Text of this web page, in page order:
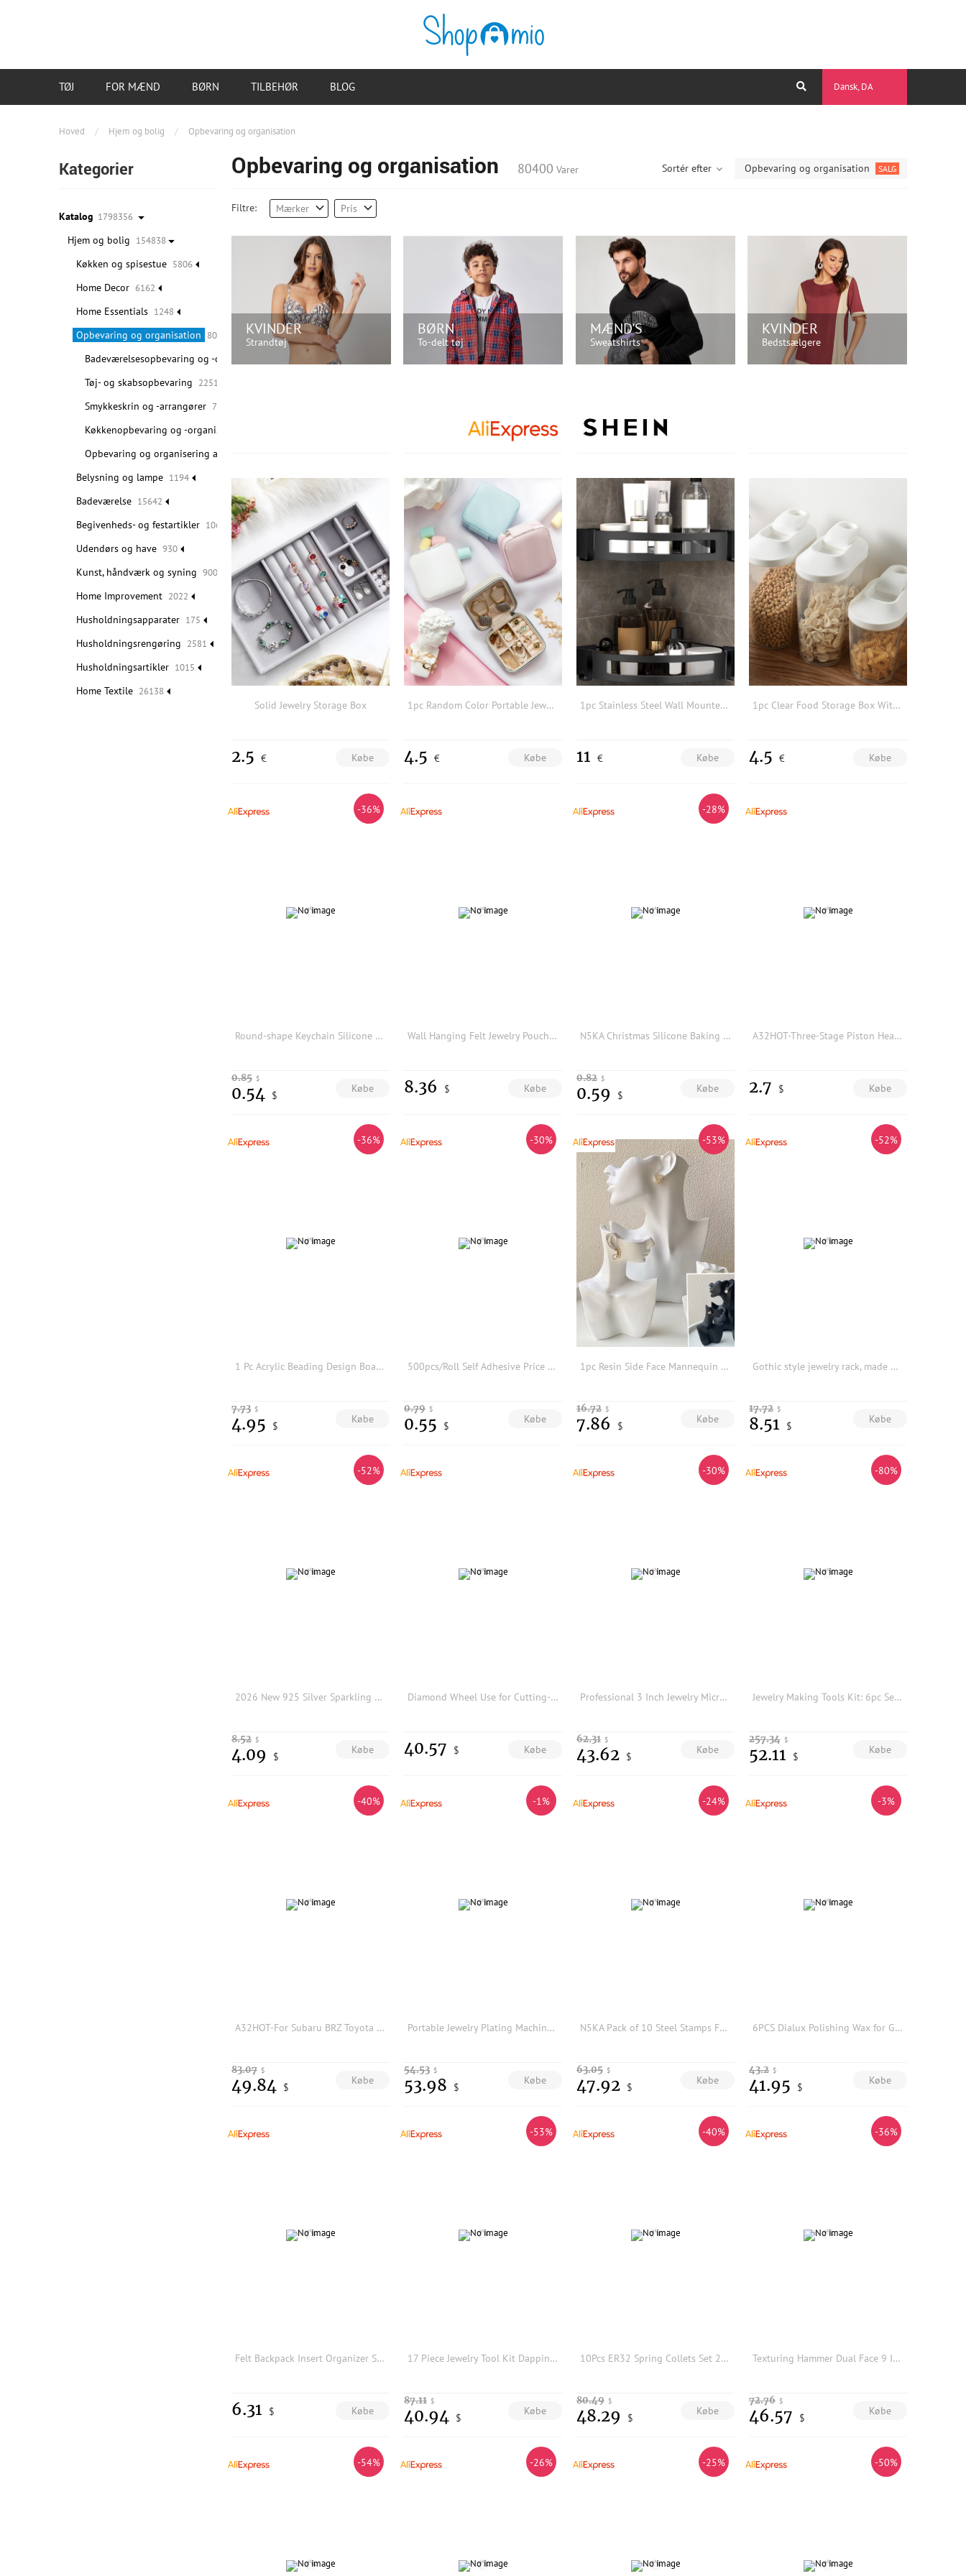
Hoved / Hjem og bolig / Opbevaring og organisation
Kategorier
Katalog 1798356
Hjem og bolig 154838
Køkken og spisestue 5806
Home Decor 6162
Home Essentials 1248
Opbevaring og organisation 80400
Badeværelsesopbevaring og -organisation 539
Tøj- og skabsopbevaring 2251
Smykkeskrin og -arrangører 75173
Køkkenopbevaring og -organisation
Opbevaring og organisering af vasketøj
Belysning og lampe 1194
Badeværelse 15642
Begivenheds- og festartikler 10625
Udendørs og have 930
Kunst, håndværk og syning 900
Home Improvement 2022
Husholdningsapparater 175
Husholdningsrengøring 2581
Husholdningsartikler 1015
Home Textile 26138
Opbevaring og organisation 80400 Varer Opbevaring og organisation SALG
Sortér efter
Filtre: Mærker Pris
KVINDER
Strandtøj
BØRN
To-delt tøj
MÆND'S
Sweatshirts
KVINDER
Bedstsælgere
Solid Jewelry Storage Box
Købe
2.5 €
1pc Random Color Portable Jewelry Storage Box,Exquisite Solid Square Shaped Colorful Travel Earrings,Ring Storage Box,All Reason
Købe
4.5 €
1pc Stainless Steel Wall Mounted Triangle Storage Rack
Købe
11 €
1pc Clear Food Storage Box With Pour Lid
Købe
4.5 €
-36%
Round-shape Keychain Silicone Mold with Hole Keyring Pendant Handmade Mold
Købe
0.85 $
0.54 $
Wall Hanging Felt Jewelry Pouch for Pins Brooches Badges Medals Organizer Display Storage Bag Travel Home Office Elegant Compact
Købe
8.36 $
-28%
N5KA Christmas Silicone Baking Mold Heat Resistant Material Santa Design DIY Crafts
Købe
0.82 $
0.59 $
A32HOT-Three-Stage Piston Head High-Pressure Copper Head For 6Mm 30Mpa High-Pressure Pump Piston Parts
Købe
2.7 $
-36%
1 Pc Acrylic Beading Design Board Suitable Bracelet Display Stand For Jewelry Making Necklaces Crafts Tray Practical Display
Købe
7.73 $
4.95 $
-30%
500pcs/Roll Self Adhesive Price Dumbell Tags Necklace Ring Labels Paper Jewelry Labels DIY Display Tool Jewelry Accessories
Købe
0.79 $
0.55 $
-53%
1pc Resin Side Face Mannequin Jewelry Display Stand Head Bust Portrait Necklace BraceletS Earrings Jewellery Storage Rack Holder
Købe
16.72 $
7.86 $
-52%
Gothic style jewelry rack, made of plastic material, suitable for storing necklaces, earrings, rings, and home decor items
Købe
17.72 $
8.51 $
-52%
2026 New 925 Silver Sparkling Lucky Cocktail Flower Festival Gift Ring Display Tool Exquisite DIY Charm Jewelry
Købe
8.52 $
4.09 $
Diamond Wheel Use for Cutting-Edge Grinding Machine Pneumatic Engraving Carving Knife Dual Angle Jewelry Making Tools LK-GM01P
Købe
40.57 $
-30%
Professional 3 Inch Jewelry Micro Block Engraving Vise Ball 360 Degree Rotating Stone Setting Tool Steel Goldsmith Clamp
Købe
62.31 $
43.62 $
-80%
Jewelry Making Tools Kit: 6pc Set, Including Needle Round Nose, Wire Cutters, Crimper and End Nippers for Beading and Craft
Købe
257.34 $
52.11 $
-40%
A32HOT-For Subaru BRZ Toyota GR86 2021-2024 Automatic Window-Lifting Closer Rearview Mirror Deploy Folds Controller
Købe
83.07 $
49.84 $
-1%
Portable Jewelry Plating Machine Kit | Gold Silver Rhodium Electroplating Equipment for Jewelry Making & Repair
Købe
54.53 $
53.98 $
-24%
N5KA Pack of 10 Steel Stamps Featuring Unique Heart Pattern for Jewelry Statement
Købe
63.05 $
47.92 $
-3%
6PCS Dialux Polishing Wax for Gold Silver Engraving Jewelry Polishing Compound
Købe
43.2 $
41.95 $
Felt Backpack Insert Organizer Storage Bag Universal Bag In Bag Men Women Shoulder Tote Bags Handbag Organizers(Dark Khaki)
Købe
6.31 $
-53%
17 Piece Jewelry Tool Kit Dapping Block Punches Swage Set Hole Punch and Storage for Ring Earring Metal Craft DIY Tools
Købe
87.11 $
40.94 $
-40%
10Pcs ER32 Spring Collets Set 2/4/6/8/10/12/16/18/20mm + MT3 M12 ER32 Collet Chuck Morse Taper Holder
Købe
80.49 $
48.29 $
-36%
Texturing Hammer Dual Face 9 Interchangeable Heads Design Texture Metal Work Jewelry DIY Tools
Købe
72.76 $
46.57 $
-54% -26% -25% -50%
Dansk, DA
TØJ FOR MÆND BØRN TILBEHØR BLOG